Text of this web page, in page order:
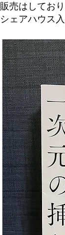
販売はしており
シェアハウス